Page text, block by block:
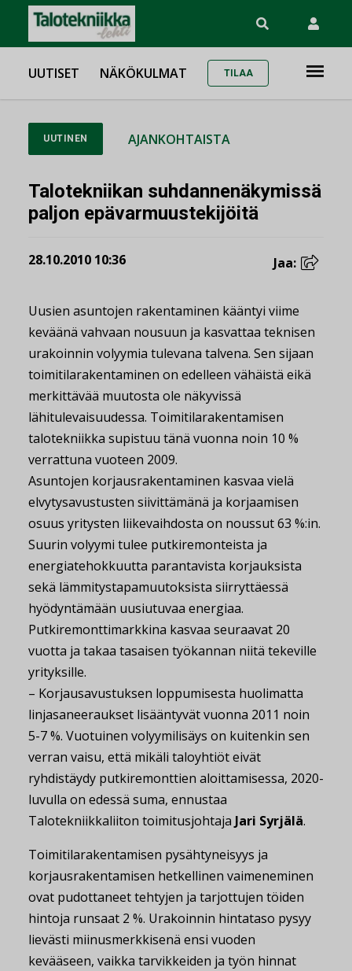
UUTISET NÄKÖKULMAT TILAA
UUTINEN AJANKOHTAISTA
Talotekniikan suhdannenäkymissä
paljon epävarmuustekijöitä
28.10.2010 10:36 Jaa:
Uusien asuntojen rakentaminen kääntyi viime
keväänä vahvaan nousuun ja kasvattaa teknisen
urakoinnin volyymia tulevana talvena. Sen sijaan
toimitilarakentaminen on edelleen vähäistä eikä
merkittävää muutosta ole näkyvissä
lähitulevaisuudessa. Toimitilarakentamisen
talotekniikka supistuu tänä vuonna noin 10 %
verrattuna vuoteen 2009.
Asuntojen korjausrakentaminen kasvaa vielä
elvytysavustusten siivittämänä ja korjaamisen
osuus yritysten liikevaihdosta on noussut 63 %:in.
Suurin volyymi tulee putkiremonteista ja
energiatehokkuutta parantavista korjauksista
sekä lämmitystapamuutoksista siirryttäessä
hyödyntämään uusiutuvaa energiaa.
Putkiremonttimarkkina kasvaa seuraavat 20
vuotta ja takaa tasaisen työkannan niitä tekeville
yrityksille.
– Korjausavustuksen loppumisesta huolimatta
linjasaneeraukset lisääntyvät vuonna 2011 noin
5-7 %. Vuotuinen volyymilisäys on kuitenkin sen
verran vaisu, että mikäli taloyhtiöt eivät
ryhdistäydy putkiremonttien aloittamisessa, 2020-
luvulla on edessä suma, ennustaa
Talotekniikkaliiton toimitusjohtaja Jari Syrjälä.
Toimitilarakentamisen pysähtyneisyys ja
korjausrakentamisen hetkellinen vaimeneminen
ovat pudottaneet tehtyjen ja tarjottujen töiden
hintoja runsaat 2 %. Urakoinnin hintataso pysyy
lievästi miinusmerkkisenä ensi vuoden
kevääseen, vaikka tarvikkeiden ja työn hinnat